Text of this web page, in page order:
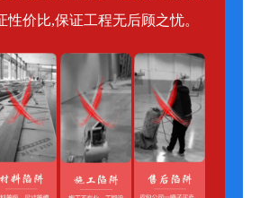
性价比,保证工程无后顾之忧。